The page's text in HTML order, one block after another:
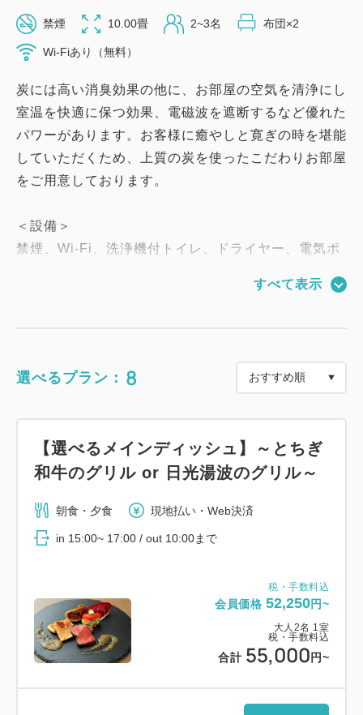
禁煙 10.00畳 2~3名 布団×2
Wi-Fiあり（無料）
炭には高い消臭効果の他に、お部屋の空気を清浄にし
室温を快適に保つ効果、電磁波を遮断するなど優れた
パワーがあります。お客様に癒やしと寛ぎの時を堪能
していただくため、上質の炭を使ったこだわりお部屋
をご用意しております。
＜設備＞
禁煙、Wi-Fi、洗浄機付トイレ、ドライヤー、電気ポ
※SDGs宣言を行った当館では、環境配慮の観点か
ら、ブラシ、カミソリ、ヘアゴム、コットン、綿棒、
います。
すべて表示
選べるプラン： 8
税・手数料込
会員価格 52,250円~
大人 2名 1 室
税・手数料込
合計 55,000 円~
【選べるメインディッシュ】～とちぎ
和牛のグリル or 日光湯波のグリル～
朝食・夕食 現地払い・Web決済
in 15:00~ 17:00 / out 10:00まで